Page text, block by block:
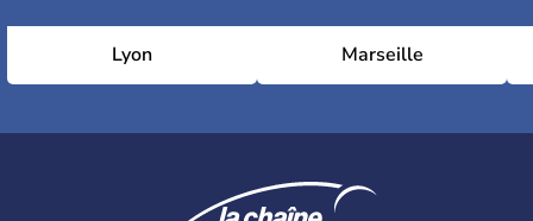
Lyon Marseille